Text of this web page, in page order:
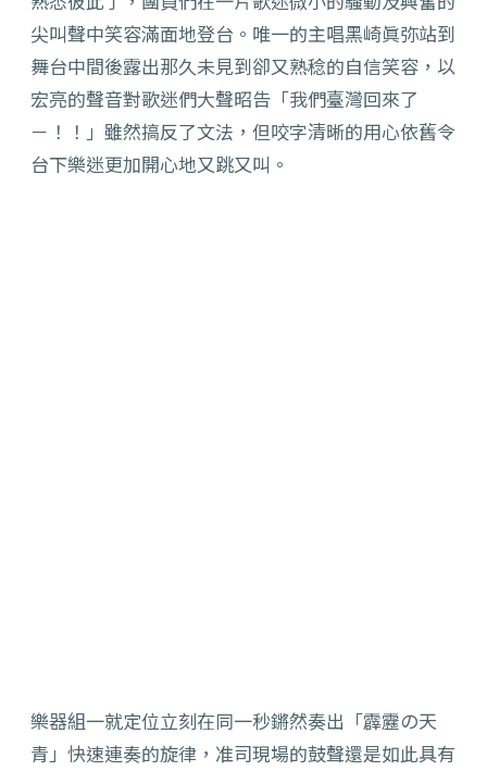
尖叫聲中笑容滿面地登台。唯一的主唱黑崎眞弥站到
舞台中間後露出那久未見到卻又熟稔的自信笑容，以
宏亮的聲音對歌迷們大聲昭告「我們臺灣回來了
－！！」雖然搞反了文法，但咬字清晰的用心依舊令
台下樂迷更加開心地又跳又叫。
樂器組一就定位立刻在同一秒鏘然奏出「霹靂の天
青」快速連奏的旋律，准司現場的鼓聲還是如此具有